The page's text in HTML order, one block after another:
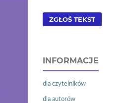
ZGŁOŚ TEKST
INFORMACJE
dla czytelników
dla autorów